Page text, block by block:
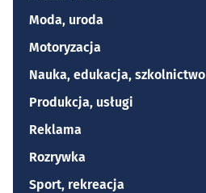
Moda, uroda
Motoryzacja
Nauka, edukacja, szkolnictwo
Produkcja, usługi
Reklama
Rozrywka
Sport, rekreacja